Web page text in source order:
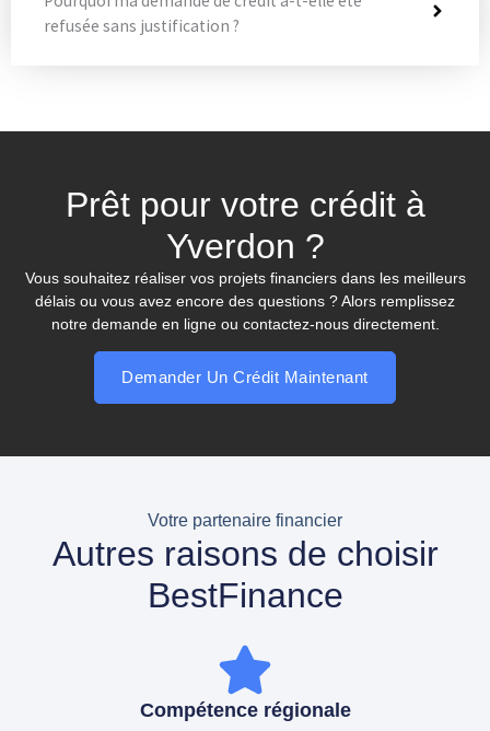
refusée sans justification ?
Prêt pour votre crédit à
Yverdon ?
Vous souhaitez réaliser vos projets financiers dans les meilleurs
délais ou vous avez encore des questions ? Alors remplissez
notre demande en ligne ou contactez-nous directement.
Demander Un Crédit Maintenant
Votre partenaire financier
Autres raisons de choisir
BestFinance
Compétence régionale